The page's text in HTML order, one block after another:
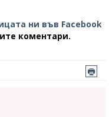
ни във Facebook
коментари.